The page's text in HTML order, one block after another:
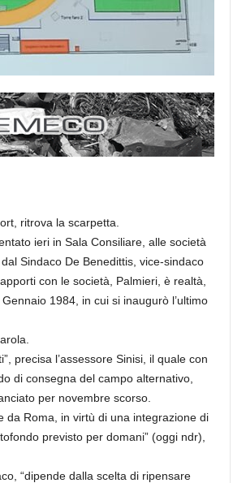
ritrova la scarpetta.
ieri in Sala Consiliare, alle società
Sindaco De Benedittis, vice-sindaco
con le società, Palmieri, è realtà,
1984, in cui si inaugurò l’ultimo
precisa l’assessore Sinisi, il quale con
di consegna del campo alternativo,
per novembre scorso.
da Roma, in virtù di una integrazione di
previsto per domani” (oggi ndr),
“dipende dalla scelta di ripensare